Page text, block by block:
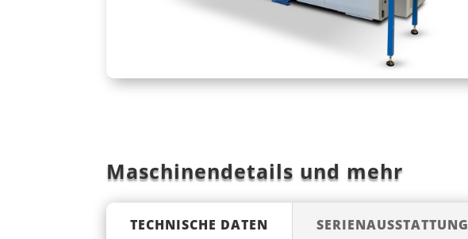
Maschinendetails und mehr
TECHNISCHE DATEN SERIENAUSSTATTUNG